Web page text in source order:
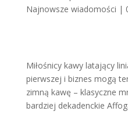
Najnowsze wiadomości |
Miłośnicy kawy latający
pierwszej i biznes mogą
zimną kawę – klasyczne
bardziej dekadenckie